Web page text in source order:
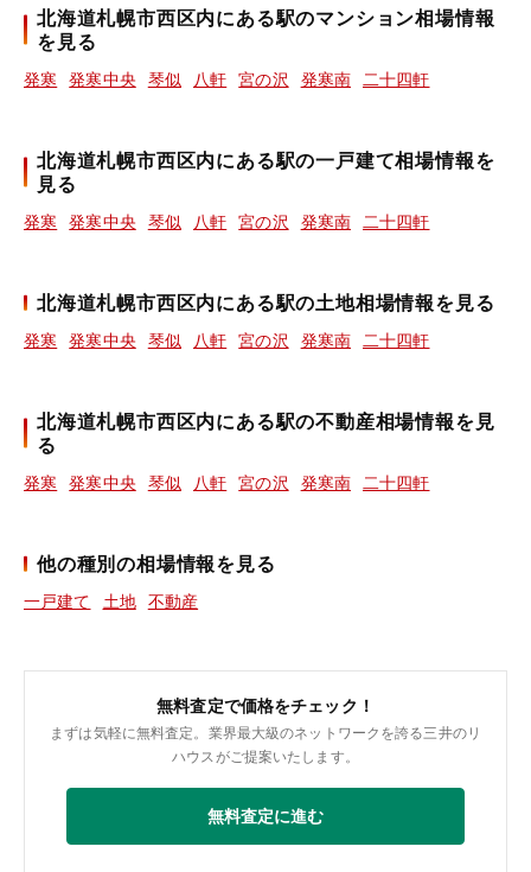
北海道札幌市西区内にある駅のマンション相場情報
を見る
発寒 発寒中央 琴似 八軒 宮の沢 発寒南 二十四軒
北海道札幌市西区内にある駅の一戸建て相場情報を
見る
発寒 発寒中央 琴似 八軒 宮の沢 発寒南 二十四軒
北海道札幌市西区内にある駅の土地相場情報を見る
発寒 発寒中央 琴似 八軒 宮の沢 発寒南 二十四軒
北海道札幌市西区内にある駅の不動産相場情報を見
る
発寒 発寒中央 琴似 八軒 宮の沢 発寒南 二十四軒
他の種別の相場情報を見る
一戸建て 土地 不動産
無料査定で価格をチェック！
まずは気軽に無料査定。業界最大級のネットワークを誇る三井のリ
ハウスがご提案いたします。
無料査定に進む